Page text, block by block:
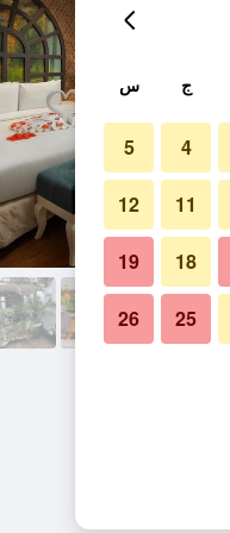
ج س
4
5
11
12
18
19
25
26